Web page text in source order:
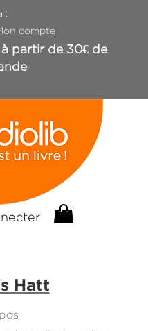
:
compte
partir de 30€ de
Hatt